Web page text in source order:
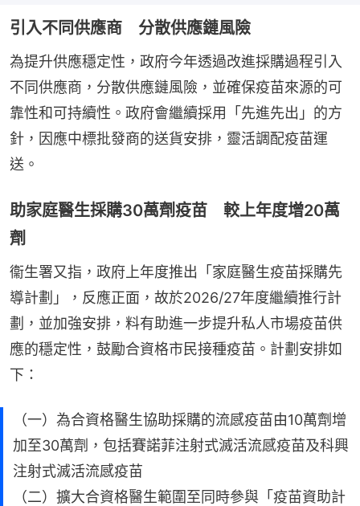
引入不同供應商 分散供應鏈風險
為提升供應穩定性，政府今年透過改進採購過程引入
不同供應商，分散供應鏈風險，並確保疫苗來源的可
靠性和可持續性。政府會繼續採用「先進先出」的方
針，因應中標批發商的送貨安排，靈活調配疫苗運
送。
助家庭醫生採購30萬劑疫苗 較上年度增20萬
劑
衞生署又指，政府上年度推出「家庭醫生疫苗採購先
導計劃」，反應正面，故於2026/27年度繼續推行計
劃，並加強安排，料有助進一步提升私人市場疫苗供
應的穩定性，鼓勵合資格市民接種疫苗。計劃安排如
下：
（一）為合資格醫生協助採購的流感疫苗由10萬劑增
加至30萬劑，包括賽諾菲注射式滅活流感疫苗及科興
注射式滅活流感疫苗
（二）擴大合資格醫生範圍至同時參與「疫苗資助計